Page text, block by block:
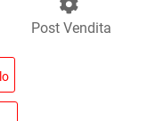
Post Vendita